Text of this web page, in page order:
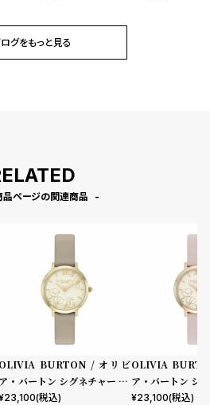
グをもっと見る
品ページの関連商品
OLIVIA BURTON / オリビ
ア・バートン シグネチャー 28
アブストラクト フローラ
23,100(税込)
OLIVIA
ア・バートン シ
mm アブストラ
¥23,100(税込)